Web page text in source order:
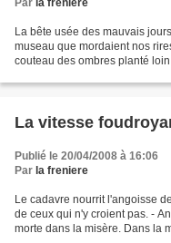
Par la freniere
La bête usée des mauvais
museau que mordaient nos
couteau des ombres planté
La vitesse
Publié le 20/04/2008 à 16:06
Par la freniere
Le cadavre nourrit l'angoisse
de ceux qui n'y croient pas. -
morte dans la misère. Dans la